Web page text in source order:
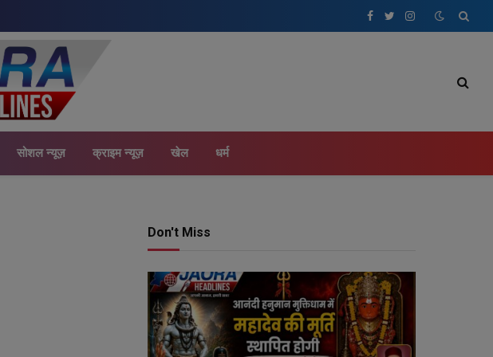
Facebook
TwitterInstagram
सोशल न्यूज़ क्राइम न्यूज़ खेल धर्म
Don't Miss